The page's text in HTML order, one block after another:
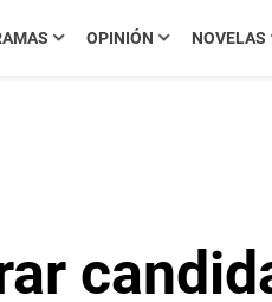
OPINIÓN NOVELAS